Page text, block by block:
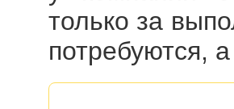
только за
потребуются,